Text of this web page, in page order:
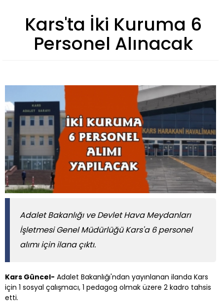
Kars'ta İki Kuruma 6
Personel Alınacak
Adalet Bakanlığı ve Devlet Hava Meydanları
İşletmesi Genel Müdürlüğü Kars'a 6 personel
alımı için ilana çıktı.
Kars Güncel- Adalet Bakanlığı'ndan yayınlanan ilanda Kars
için 1 sosyal çalışmacı, 1 pedagog olmak üzere 2 kadro tahsis
etti.